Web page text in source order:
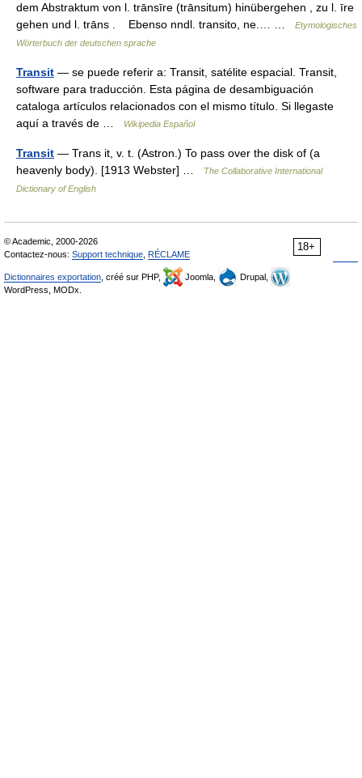
dem Abstraktum von l. trānsīre (trānsitum) hinübergehen , zu l. īre
gehen und l. trāns . Ebenso nndl. transito, ne.… …
Etymologisches
Wörterbuch der deutschen sprache
Transit — se puede referir a: Transit, satélite espacial. Transit,
software para traducción. Esta página de desambiguación
cataloga artículos relacionados con el mismo título. Si llegaste
aquí a través de …
Wikipedia Español
Transit — Trans it, v. t. (Astron.) To pass over the disk of (a
heavenly body). [1913 Webster] …
The Collaborative International
Dictionary of English
18+
© Academic, 2000-2026
Contactez-nous: Support technique RÉCLAME
Dictionnaires exportation , créé sur PHP, Joomla,
Drupal,
WordPress, MODx.